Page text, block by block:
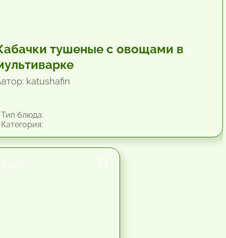
тушеные с овощами в
katushafin
блюда: